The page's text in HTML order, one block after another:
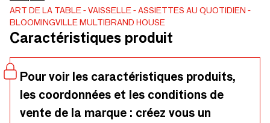
à la main pour un charme unique, chaque pièce est un chef-
d'œuvre unique. Les couleurs naturelles se fondent
harmonieusement dans n'importe quel décor, rehaussant
vaisselle. Pack de 12. 4x Bol D11xH6,5 / 4x Assiette D22 /
4x Assiette D27,5 cm. - B:D11xH6,5/P:D22/P:D27,5 cm,
Set of 4x3 Items
ART DE LA TABLE VAISSELLE
ASSIETTES AU QUOTIDIEN
BLOOMINGVILLE MULTIBRAND HOUSE
Caractéristiques produit
Pour voir les caractéristiques produits,
les coordonnées et les conditions de
vente de la marque : créez vous un